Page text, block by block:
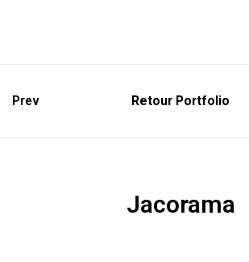
Retour Portfolio
Prev
Jacorama